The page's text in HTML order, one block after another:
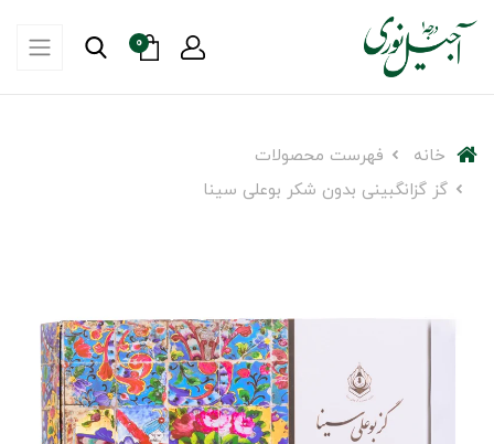
0
خانه
فهرست محصولات
گز گزانگبینی بدون شکر بوعلی سینا